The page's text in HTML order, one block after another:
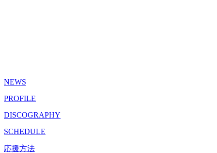
NEWS
PROFILE
DISCOGRAPHY
SCHEDULE
応援方法